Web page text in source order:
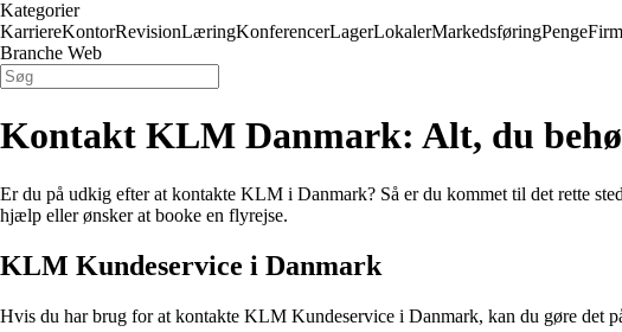
Kategorier
KarriereKontorRevisionLæringKonferencerLagerLokalerMarkedsføringPenge
Branche Web
Kontakt KLM Danmark: Alt, du
Er du på udkig efter at kontakte KLM i Danmark? Så er du kommet til det rette
hjælp eller ønsker at booke en flyrejse.
KLM Kundeservice i Danmark
Hvis du har brug for at kontakte KLM Kundeservice i Danmark, kan du gøre det